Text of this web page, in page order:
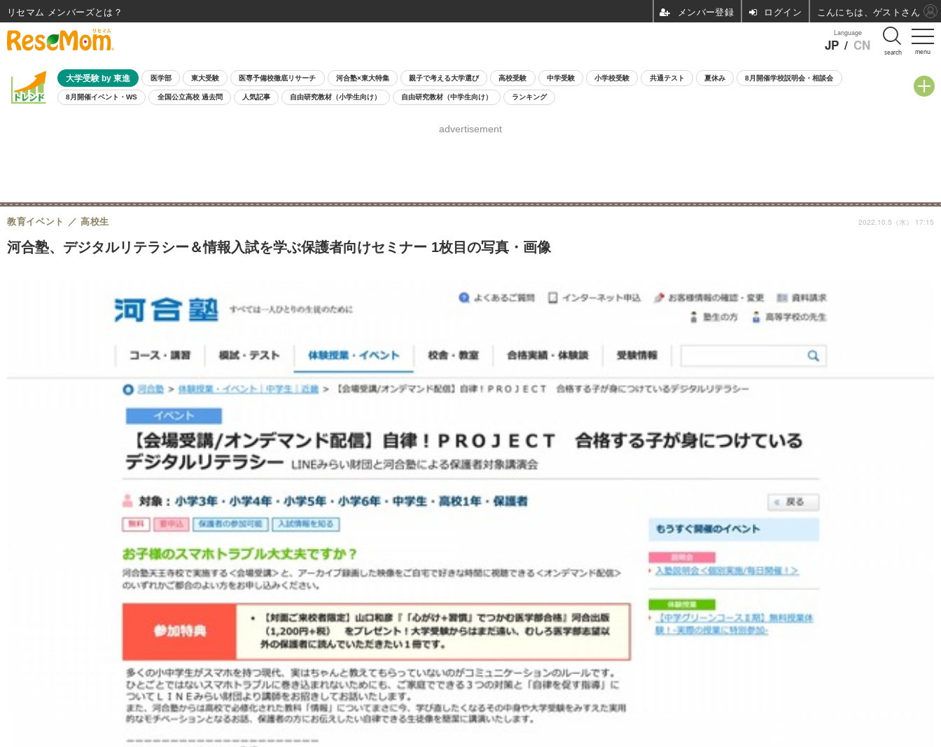
menu
Language
JP / CN search
大学受験 by 東進 医学部 東大受験 医専予備校徹底リサーチ 河合塾×東大特集 親子で考える大学選び 高校受験 中学受験 小学校受験 共通テスト 夏休み 8月開催学校説明会・相談会
8月開催イベント・WS 全国公立高校 過去問 人気記事 自由研究教材（小学生向け） 自由研究教材（中学生向け） ランキング
advertisement
河合塾、デジタルリテラシー＆情報入試を学ぶ保護者向けセミナー 1枚目の写真・画像
教育イベント 高校生 2022.10.5（水） 17:15
リセマム メンバーズ ログイン こんにちは、ゲストさん